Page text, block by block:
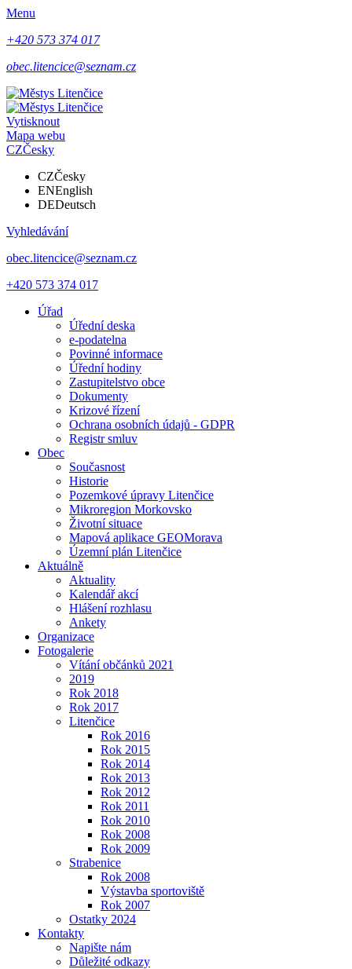
Menu
+420 573 374 017
obec.litencice@seznam.cz
Vytisknout
Mapa webu
CZČesky
CZČesky
ENEnglish
DEDeutsch
Vyhledávání
obec.litencice@seznam.cz
+420 573 374 017
Úřad
Úřední deska
e-podatelna
Povinné informace
Úřední hodiny
Zastupitelstvo obce
Dokumenty
Krizové řízení
Ochrana osobních údajů - GDPR
Registr smluv
Obec
Současnost
Historie
Pozemkové úpravy Litenčice
Mikroregion Morkovsko
Životní situace
Mapová aplikace GEOMorava
Územní plán Litenčice
Aktuálně
Aktuality
Kalendář akcí
Hlášení rozhlasu
Ankety
Organizace
Fotogalerie
Vítání občánků 2021
2019
Rok 2018
Rok 2017
Litenčice
Rok 2016
Rok 2015
Rok 2014
Rok 2013
Rok 2012
Rok 2011
Rok 2010
Rok 2008
Rok 2009
Strabenice
Rok 2008
Výstavba sportoviště
Rok 2007
Ostatky 2024
Kontakty
Napište nám
Důležité odkazy